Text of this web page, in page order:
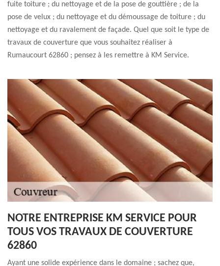
fuite toiture ; du nettoyage et de la pose de gouttière ; de la
pose de velux ; du nettoyage et du démoussage de toiture ; du
nettoyage et du ravalement de façade. Quel que soit le type de
travaux de couverture que vous souhaitez réaliser à
Rumaucourt 62860 ; pensez à les remettre à KM Service.
NOTRE ENTREPRISE KM SERVICE POUR
TOUS VOS TRAVAUX DE COUVERTURE
62860
Ayant une solide expérience dans le domaine ; sachez que,